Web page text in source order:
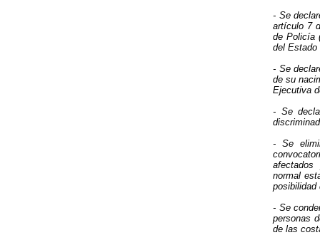
- Se
artículo 7
de Policía
del Estado
- Se
de su
Ejecutiva
- Se
- Se
afectados
normal
- Se
personas
de las